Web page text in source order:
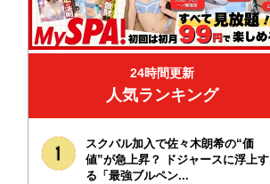
24時間更新
人気ランキング
スクバル加入で佐々木朗希の“価
値”が急上昇？ ドジャースに浮上す
る「最強ブルペン...